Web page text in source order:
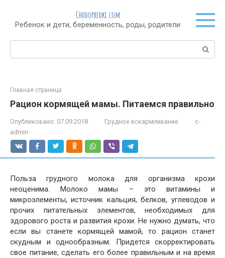
контенту
Chudopredki.com
Ребенок и дети, беременность, роды, родители
Поиск:
Главная страница
Рацион кормящей мамы. Питаемся правильно
Опубликовано: 07.09.2018 Грудное вскармливание
c-
admin
Польза грудного молока для организма крохи
неоценима. Молоко мамы – это витамины и
микроэлементы, источник кальция, белков, углеводов и
прочих питательных элементов, необходимых для
здорового роста и развития крохи. Не нужно думать, что
если вы станете кормящей мамой, то рацион станет
скудным и однообразным. Придется скорректировать
свое питание, сделать его более правильным и на время